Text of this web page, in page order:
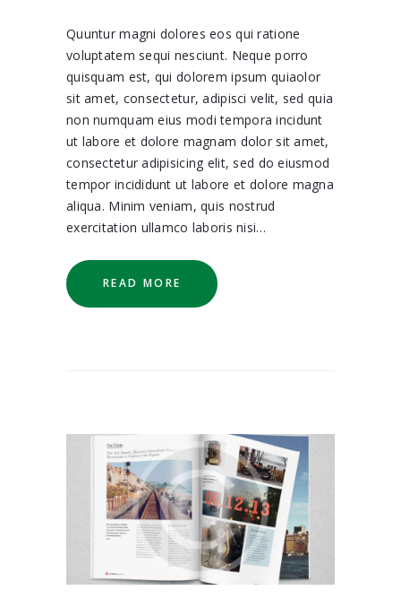
Quuntur magni dolores eos qui ratione
voluptatem sequi nesciunt. Neque porro
quisquam est, qui dolorem ipsum quiaolor
sit amet, consectetur, adipisci velit, sed quia
non numquam eius modi tempora incidunt
ut labore et dolore magnam dolor sit amet,
consectetur adipisicing elit, sed do eiusmod
tempor incididunt ut labore et dolore magna
aliqua. Minim veniam, quis nostrud
exercitation ullamco laboris nisi…
READ MORE